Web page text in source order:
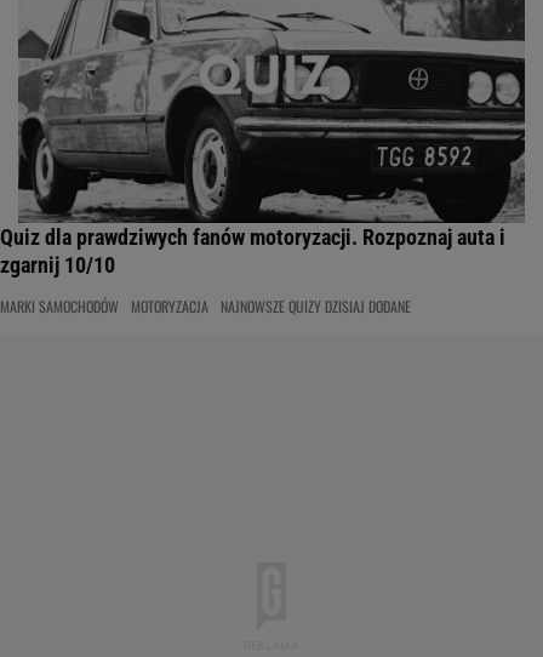
Quiz dla prawdziwych fanów motoryzacji. Rozpoznaj auta i
zgarnij 10/10
MARKI SAMOCHODÓW MOTORYZACJA NAJNOWSZE QUIZY DZISIAJ DODANE